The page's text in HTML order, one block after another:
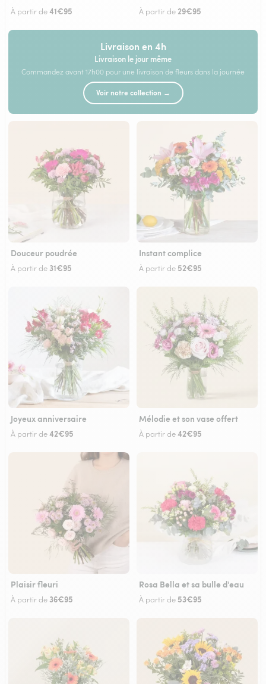
À partir de41€95 À partir de29€95
Livraison en 4h
Livraison le jour même
Commandez avant 17h00 pour une livraison de fleurs dans la journée
Voir notre collection →
Douceur poudrée
À partir de 31€95
Instant complice
À partir de 52€95
Joyeux anniversaire
À partir de42€95
Mélodie et son vase offert
À partir de42€95
Plaisir fleuri
À partir de 36€95
Rosa Bella et sa bulle d'eau
À partir de 53€95